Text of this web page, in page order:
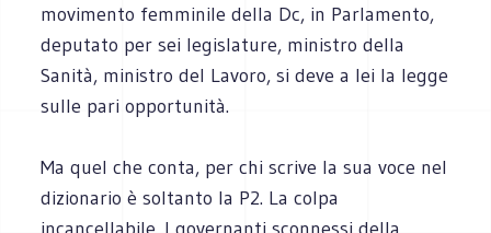
movimento femminile della Dc, in Parlamento,
deputato per sei legislature, ministro della
Sanità, ministro del Lavoro, si deve a lei la legge
sulle pari opportunità.
Ma quel che conta, per chi scrive la sua voce nel
dizionario è soltanto la P2. La colpa